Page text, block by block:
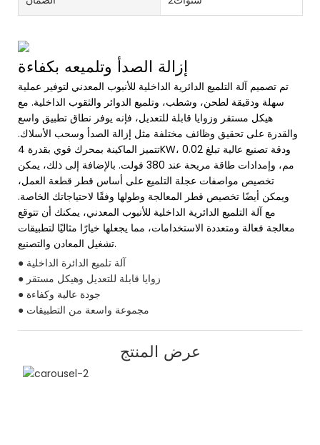
تم تصميم آلة التلميع الدائرية الداخلية للأنبوب المعدني لتوفير عملية
سهلة ودقيقة لطحن، وشطب، وتلميع الدوائر والثقوب الداخلية. مع
هيكل مستقر وزوايا قابلة للتعديل، فإنه يوفر نطاق تطبيق واسع
والقدرة على تحقيق وظائف مختلفة مثل إزالة الصدأ وسحب الأسلاك.
تتميز الماكينة بمحرك قوي بقدرة 4KW، ودقة تصنيع عالية تبلغ 0.02
مم، وإمدادات طاقة مريحة عند 380 فولت. بالإضافة إلى ذلك، يمكن
تخصيص مواصفات عجلة التلميع على أساس قطر قطعة العمل،
ويمكن أيضًا تخصيص قطر المعالجة وطولها وفقًا لاحتياجاتك الخاصة.
مع آلة التلميع الدائرية الداخلية للأنبوب المعدني، يمكنك أن تتوقع
معالجة فعالة ومتعددة الاستخدامات، مما يجعلها خيارًا مثاليًا لتطبيقات
تشغيل المعادن والتصنيع.
● آلة تلميع الدائرة الداخلية
● زوايا قابلة للتعديل وهيكل مستقر
● جودة عالية وكفاءة
● مجموعة واسعة من التطبيقات
عرض المنتج